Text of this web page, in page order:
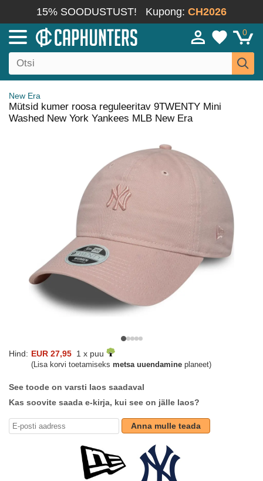
15% SOODUSTUST! Kupong: CH2026
0
New Era
Mütsid kumer roosa reguleeritav 9TWENTY Mini
Washed New York Yankees MLB New Era
Hind: EUR 27,95 1 x puu
(Lisa korvi toetamiseks metsa uuendamine planeet)
See toode on varsti laos saadaval
Kas soovite saada e-kirja, kui see on jälle laos?
Anna mulle teada